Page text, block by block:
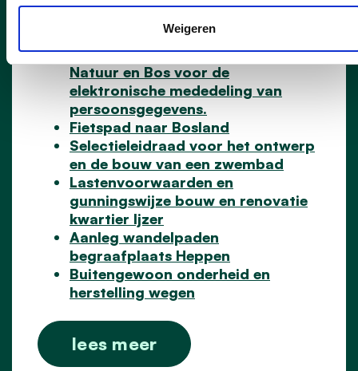
Weigeren
Protocol tussen gemeente
Leopoldsburg en het Agentschap
Natuur en Bos voor de
elektronische mededeling van
persoonsgegevens.
Fietspad naar Bosland
Selectieleidraad voor het ontwerp
en de bouw van een zwembad
Lastenvoorwaarden en
gunningswijze bouw en renovatie
kwartier Ijzer
Aanleg wandelpaden
begraafplaats Heppen
Buitengewoon onderheid en
herstelling wegen
lees meer